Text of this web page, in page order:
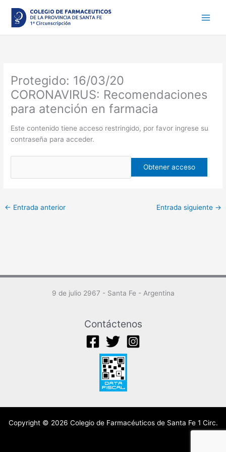
contenido
Protegido: 16/03/20
CORONAVIRUS: Recomendaciones
para atención en farmacia
Este contenido tiene acceso restringido, por favor ingrese su
contraseña para acceder.
← Entrada anterior Entrada siguiente →
9 de julio 2967 - Santa Fe - Argentina
Contáctenos
Copyright © 2026 Colegio de Farmacéuticos de Santa Fe 1 Circ.